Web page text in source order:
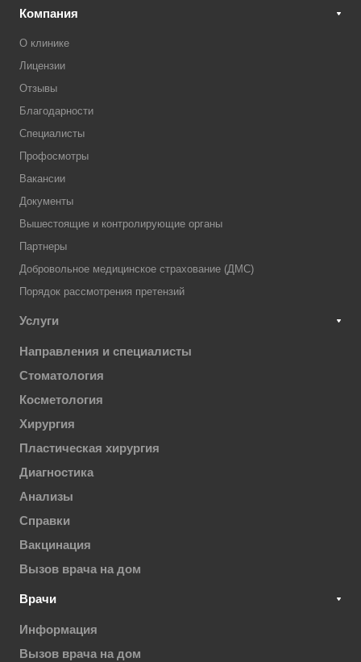
Компания
О клинике
Лицензии
Отзывы
Благодарности
Специалисты
Профосмотры
Вакансии
Документы
Вышестоящие и контролирующие органы
Партнеры
Добровольное медицинское страхование (ДМС)
Порядок рассмотрения претензий
Услуги
Направления и специалисты
Стоматология
Косметология
Хирургия
Пластическая хирургия
Диагностика
Анализы
Справки
Вакцинация
Вызов врача на дом
Врачи
Информация
Вызов врача на дом